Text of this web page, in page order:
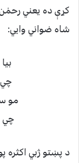
كړې ده يعني رحمٰن
شاه ضواني وايي:
مو
چي
د پښتو ژبي اكثره